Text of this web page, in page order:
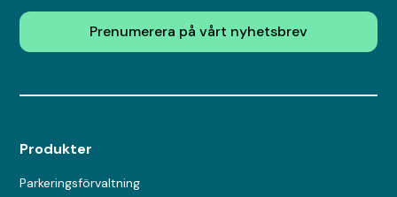
Prenumerera på vårt nyhetsbrev
Produkter
Parkeringsförvaltning